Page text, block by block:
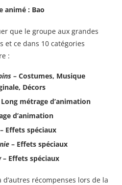
animé : Bao
que le groupe aux grandes
et ce dans 10 catégories
:
– Costumes, Musique
Décors
Long métrage d’animation
d’animation
Effets spéciaux
– Effets spéciaux
– Effets spéciaux
d’autres récompenses lors de la